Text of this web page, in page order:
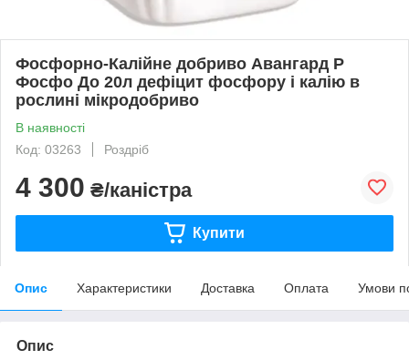
Фосфорно-Калійне добриво Авангард Р
Фосфо До 20л дефіцит фосфору і калію в
рослині мікродобриво
В наявності
Код: 03263
Роздріб
4 300 ₴/каністра
Купити
Опис Характеристики Доставка Оплата Умови
Опис